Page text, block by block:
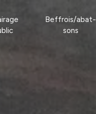
Beffrois/abat-
sons